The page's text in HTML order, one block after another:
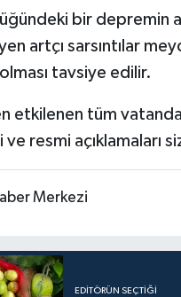
bir depremin
artçı sarsıntılar
tavsiye edilir.
etkilenen tüm
ve resmi açıklamaları
Merkezi
EDITÖRÜN SEÇTIĞI